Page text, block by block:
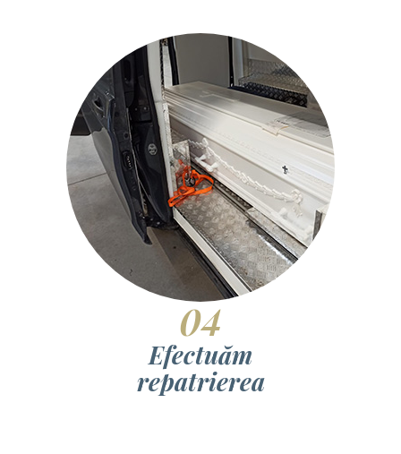
04
Efectuăm
repatrierea